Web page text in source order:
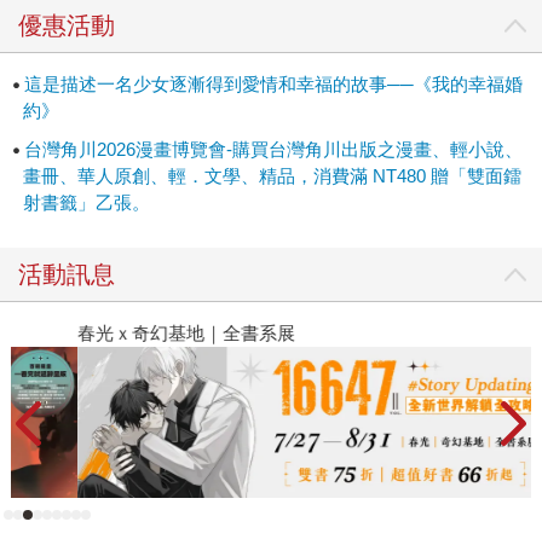
的日本，將「妖魔鬼怪」稱為「異形」，而看得見這些異形
的人則被稱為擁有「見鬼之才」，是種非常珍貴的能力。出
生自異能者名門的齋森美世，卻沒有「見鬼之才」；與她締
結婚約的，是當今最強的異能者久堂清霞。這段看似會失敗
的社會地位，在性格上，一位是傳聞中冷酷無情的俊美軍
人，另一個是在欺凌下長大的少女；特別是齋森美世因為出
人心癢難耐的愛戀進程，故事中也加入魔幻的世界觀！特別
物皆有靈的信仰精神中，每位異能者，常能操作與大自然相
關的神力，例：異能火焰或雷電。用來監視任務的「式
神」，則是傳統上被用來驅使的靈體。虛幻現實之間、傳說
的應用，讓故事更添魅力。作者顎木あくみ特別在後記提
到，希望能在作品中加入大量自己喜愛的奇幻風格。更參考
明治、大正時期的舞台，將和洋交融，開放華貴的時代氣
氛，營造在主角生活的空間。不管是汽車的使用、和服訂
優惠活動
這是描述一名少女逐漸得到愛情和幸福的故事──《我的幸福婚
約》
台灣角川2026漫畫博覽會-購買台灣角川出版之漫畫、輕小說、
畫冊、華人原創、輕．文學、精品，消費滿 NT480 贈「雙面鐳
射書籤」乙張。
活動訊息
春光ｘ奇幻基地｜全書系展